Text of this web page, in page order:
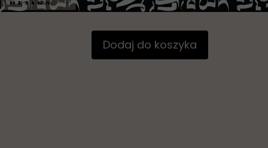
Dodaj do koszyka